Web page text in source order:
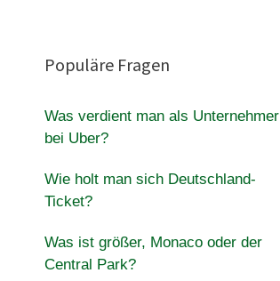
Populäre Fragen
Was verdient man als Unternehmer
bei Uber?
Wie holt man sich Deutschland-
Ticket?
Was ist größer, Monaco oder der
Central Park?